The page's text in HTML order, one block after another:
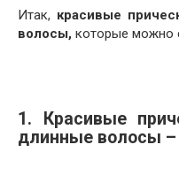
Итак, красивые
волосы, которые можно
1. Красивые
длинные волосы –